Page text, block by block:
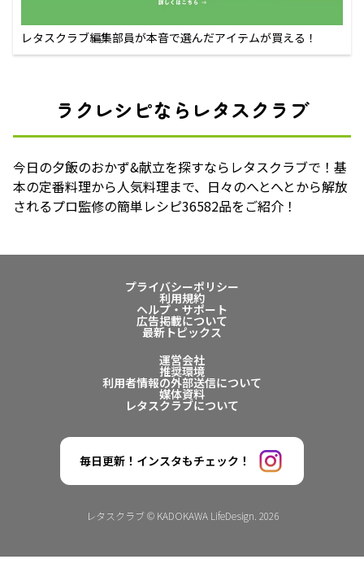
レタスクラブ編集部員が本音で選んだアイテムが買える！
ラクレシピならレタスクラブ
今日の夕飯のおかず&献立を探すならレタスクラブで！基
本の定番料理から人気料理まで、日々のへとへとから解放
されるプロ監修の簡単レシピ36582品をご紹介！
プライバシーポリシー
利用規約
ヘルプ・サポート
広告掲載について
最新トピックス
運営会社
推奨環境
利用者情報の外部送信について
媒体資料
レタスクラブについて
毎日更新！インスタもチェック！
レタスクラブ © KADOKAWA LifeDesign. 2026